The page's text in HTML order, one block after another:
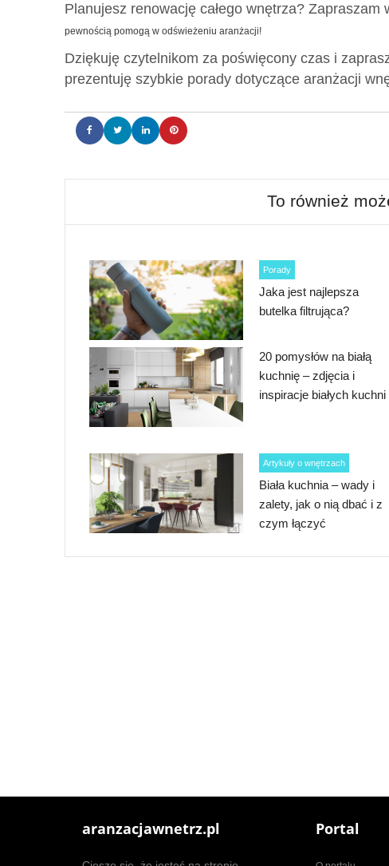
Planujesz renowację całego wnętrza?
pewnością pomogą w odświeżeniu aranżacji!
Dziękuję czytelnikom za poświęcony czas i
prezentuję szybkie porady dotyczące aranżacji
To również
Porady
Jaka jest najlepsza
butelka filtrująca?
20 pomysłów na białą
kuchnię – zdjęcia i
inspiracje białych kuchni
Artykuły o wnętrzach
Biała kuchnia – wady i
zalety, jak o nią dbać i z
czym łączyć
aranzacjawnetrz.pl Portal